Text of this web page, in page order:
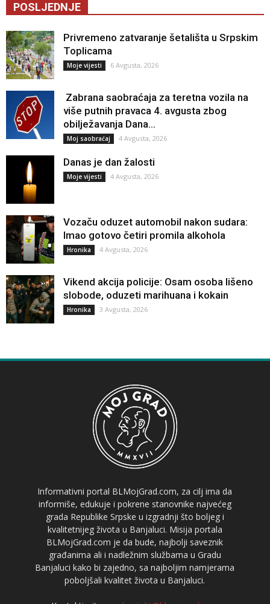
POSLJEDNJE
Privremeno zatvaranje šetališta u Srpskim
Toplicama
Moje vijesti 6 Avgusta, 2026
Zabrana saobraćaja za teretna vozila na
više putnih pravaca 4. avgusta zbog
obilježavanja Dana...
Moj saobraćaj 4 Avgusta, 2026
Danas je dan žalosti
Moje vijesti 4 Avgusta, 2026
Vozaču oduzet automobil nakon sudara:
Imao gotovo četiri promila alkohola
Hronika 4 Avgusta, 2026
Vikend akcija policije: Osam osoba lišeno
slobode, oduzeti marihuana i kokain
Hronika 3 Avgusta, 2026
Informativni portal BLMojGrad.com, za cilj ima da
informiše, edukuje i pokrene stanovnike najvećeg
grada Republike Srpske u izgradnji što boljeg i
kvalitetnijeg života u Banjaluci. Misija portala
BLMojGrad.com je da bude, najbolji saveznik
građanima ali i nadležnim službama u Gradu
Banjaluci kako bi zajedno, sa najboljim namjerama
poboljšali kvalitet života u Banjaluci.